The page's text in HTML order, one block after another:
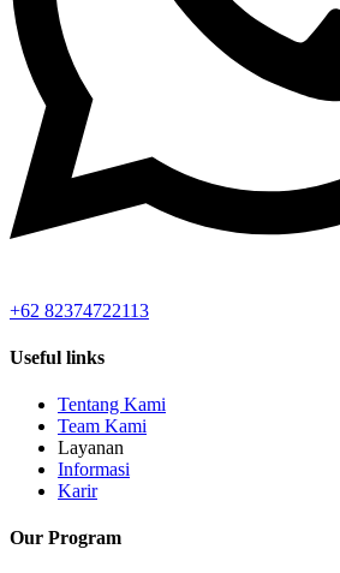
+62 82374722113
Useful links
Tentang Kami
Team Kami
Layanan
Informasi
Karir
Our Program